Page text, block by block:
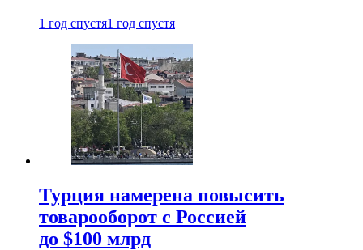
1 год спустя1 год спустя
Турция намерена повысить
товарооборот с Россией
до $100 млрд